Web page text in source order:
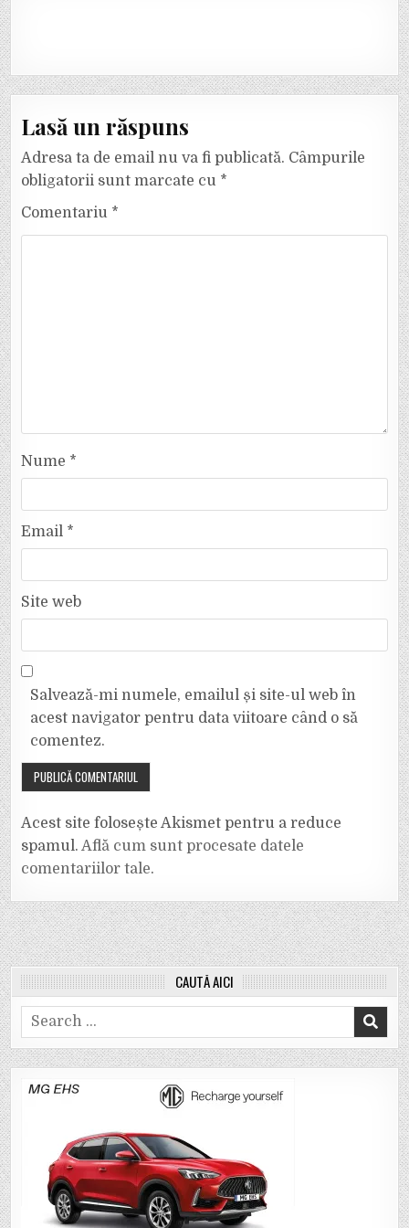
Lasă un răspuns
Adresa ta de email nu va fi publicată. Câmpurile
obligatorii sunt marcate cu *
Comentariu *
Nume *
Email *
Site web
Salvează-mi numele, emailul și site-ul web în
acest navigator pentru data viitoare când o să
comentez.
Acest site folosește Akismet pentru a reduce
spamul.Află cum sunt procesate datele
comentariilor tale.
CAUTĂ AICI
Search
for: